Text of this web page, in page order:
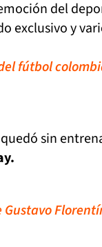
del
exclusivo y
fútbol
sin
Gustavo